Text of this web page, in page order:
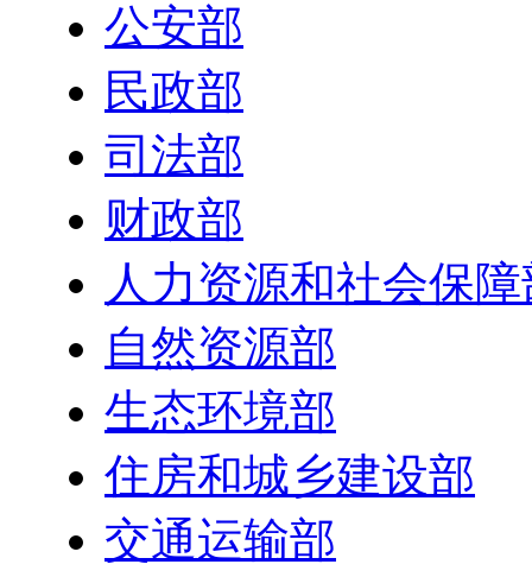
公安部
民政部
司法部
财政部
人力资源和社会保
自然资源部
生态环境部
住房和城乡建设部
交通运输部